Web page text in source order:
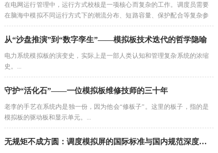
回归。...
在电网运行管理中，运行方式校核是一项核心而复杂的工作。调度员需要
在脑海中模拟不同运行方式下的潮流分布、短路容量、保护配合等复杂参
数，判断当前或计划中的运行方式是否存在安全风险。这项工作高度依赖
调度员的经验和专业知识，而传统辅助工具——数字仿真系统——虽然强
从“沙盘推演”到“数字孪生”——模拟板技术迭代的哲学隐喻
电力系统模拟板的演变史，实际上是一部人类认知和管理复杂系统的浓缩
史。...
守护“活化石”——一位模拟板维修技师的三十年
老李的手艺在系统内是独一份，因为他会“修板子”。这里的板子，指的是
模拟板的驱动板和显示单元。...
无规矩不成方圆：调度模拟屏的国际标准与国内规范深度解读